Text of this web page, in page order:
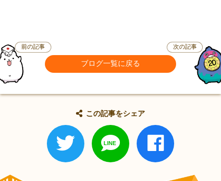
前の記事
ブログ一覧に戻る
次の記事
この記事をシェア